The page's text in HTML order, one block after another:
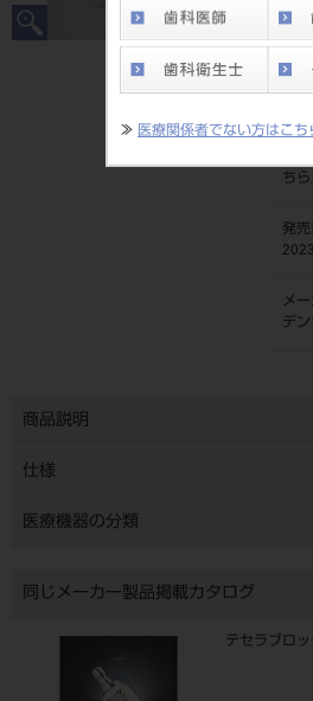
≫ 医療関係者でない方はこち
標
覧く
ネ
ちら
発売
メー
デン
商品説明
仕様
医療機器の分類
同じメーカー製品掲載カタログ
テセラブロ